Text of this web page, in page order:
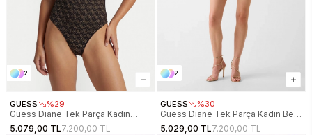
2
GUESS %29
Guess Diane Tek Parça Kadın
Siyah Mayo E6GJ25KCUO2-JBLK
5.079,00 TL7.200,00 TL
2
GUESS %30
Guess Diane Tek Parça Kadın Bej
Mayo E6GJ25KCUO2-G1FA
5.029,00 TL7.200,00 TL